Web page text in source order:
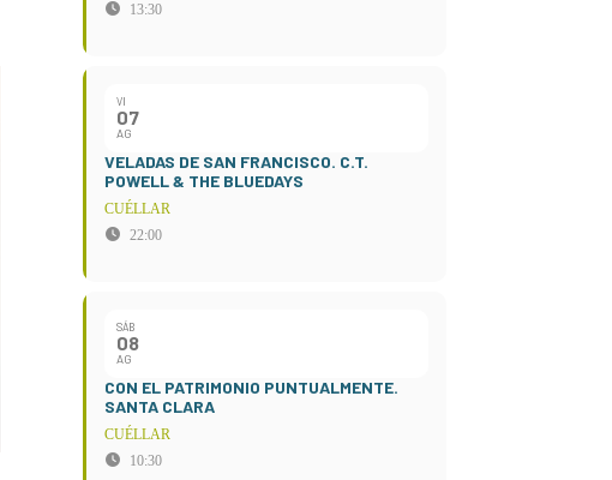
13:30
VI
07
AG
VELADAS DE SAN FRANCISCO. C.T.
POWELL & THE BLUEDAYS
CUÉLLAR
22:00
SÁB
08
AG
CON EL PATRIMONIO PUNTUALMENTE.
SANTA CLARA
CUÉLLAR
10:30